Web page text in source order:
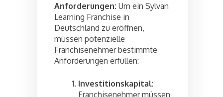
Anforderungen: Um ein Sylvan
Learning Franchise in
Deutschland zu eröffnen,
müssen potenzielle
Franchisenehmer bestimmte
Anforderungen erfüllen:
Investitionskapital:
Franchisenehmer müssen